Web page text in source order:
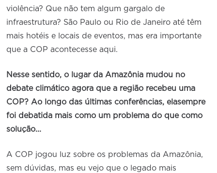
violência? Que não tem algum gargalo de
infraestrutura? São Paulo ou Rio de Janeiro até têm
mais hotéis e locais de eventos, mas era importante
que a COP acontecesse aqui.
Nesse sentido, o lugar da Amazônia mudou no
debate climático agora que a região recebeu uma
COP? Ao longo das últimas conferências, elasempre
foi debatida mais como um problema do que como
solução...
A COP jogou luz sobre os problemas da Amazônia,
sem dúvidas, mas eu vejo que o legado mais